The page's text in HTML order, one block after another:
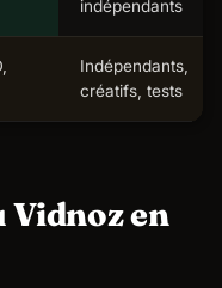
indépendants
Indépendants,
créatifs, tests
Vidnoz en